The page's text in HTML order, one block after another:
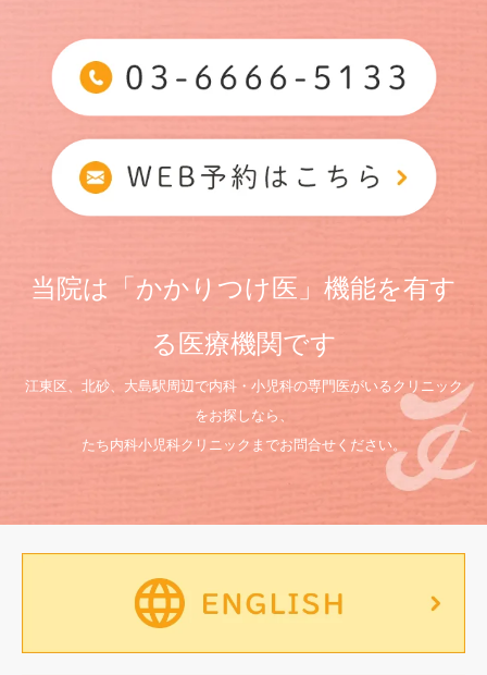
当院は「かかりつけ医」機能を有す
る医療機関です
江東区、北砂、大島駅周辺で内科・小児科の専門医がいるクリニック
をお探しなら、
たち内科小児科クリニックまでお問合せください。